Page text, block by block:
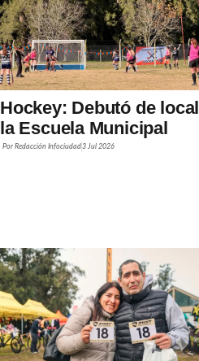
Hockey: Debutó de local
la Escuela Municipal
PorRedacción Infociudad3 Jul 2026